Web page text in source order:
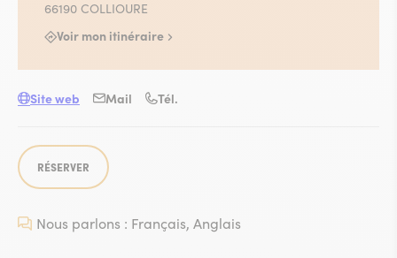
Nous parlons : Français, Anglais
66190 COLLIOURE
Voir mon itinéraire
Site web Mail Tél.
RÉSERVER